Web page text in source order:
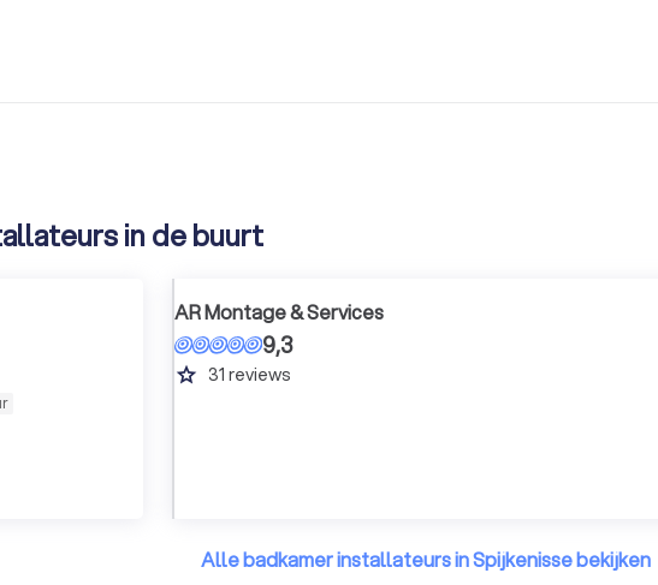
in de buurt
AR Montage & Services
9,3
grade 31 reviews
Alle badkamer installateurs in Spijkenisse bekijken